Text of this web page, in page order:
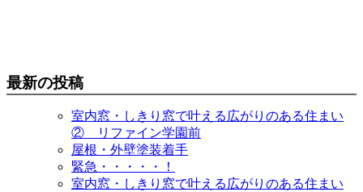
最新の投稿
室内窓・しきり窓で叶える広がりのある住まい
② リファイン学園前
屋根・外壁塗装着手
緊急・・・・・！
室内窓・しきり窓で叶える広がりのある住まい